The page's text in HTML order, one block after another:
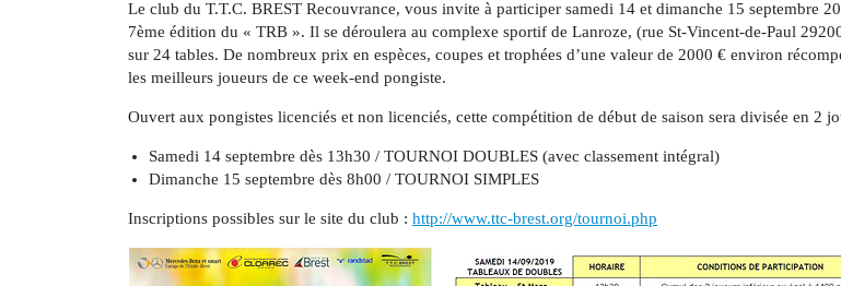
Le club du T.T.C. BREST Recouvrance, vous invite à participer samedi 14 et dimanche 15 septembre
7ème édition du « TRB ». Il se déroulera au complexe sportif de Lanroze, (rue St-Vincent-de-Paul
sur 24 tables. De nombreux prix en espèces, coupes et trophées d’une valeur de 2000 € environ
les meilleurs joueurs de ce week-end pongiste.
Ouvert aux pongistes licenciés et non licenciés, cette compétition de début de saison sera divisée en 2
Samedi 14 septembre dès 13h30 / TOURNOI DOUBLES (avec classement intégral)
Dimanche 15 septembre dès 8h00 / TOURNOI SIMPLES
Inscriptions possibles sur le site du club : http://www.ttc-brest.org/tournoi.php